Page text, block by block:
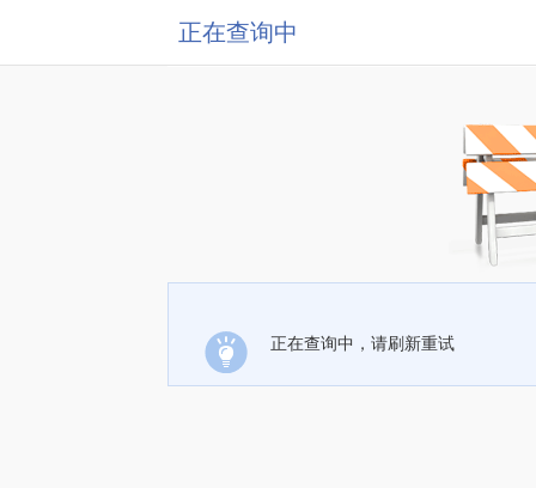
正在查询中
正在查询中，请刷新重试